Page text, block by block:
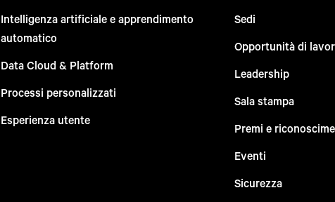
Intelligenza artificiale e apprendimento
automatico
Data Cloud & Platform
Processi personalizzati
Esperienza utente
Sedi
Opportunità di
Leadership
Sala stampa
Premi e
Eventi
Sicurezza